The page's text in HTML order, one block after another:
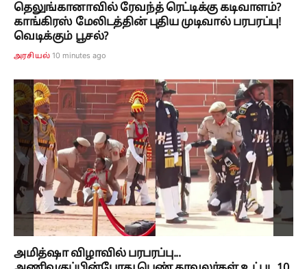
தெலுங்கானாவில் ரேவந்த் ரெட்டிக்கு கடிவாளம்?
காங்கிரஸ் மேலிடத்தின் புதிய முடிவால் பரபரப்பு!
வெடிக்கும் பூசல்?
அரசியல் 10 minutes ago
அமித்ஷா விழாவில் பரபரப்பு...